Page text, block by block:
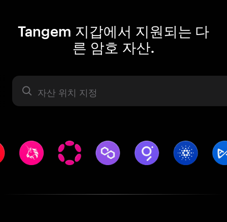
Tangem 지갑에서 지원되는 다
른 암호 자산.
자산 라벨